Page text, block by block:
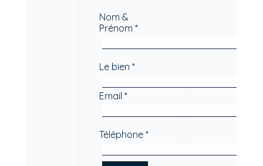
Nom &
Prénom *
Le bien *
Email *
Téléphone *